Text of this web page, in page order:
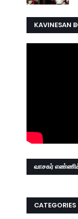
KAVINESAN
வாசகர்
CATEGORIES